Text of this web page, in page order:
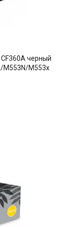
черный
M553N/M553x